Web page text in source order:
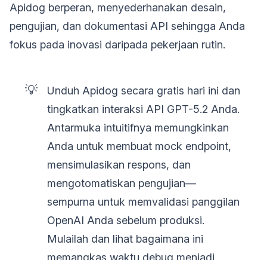
Apidog berperan, menyederhanakan desain,
pengujian, dan dokumentasi API sehingga Anda
fokus pada inovasi daripada pekerjaan rutin.
💡
Unduh Apidog secara gratis hari ini dan
tingkatkan interaksi API GPT-5.2 Anda.
Antarmuka intuitifnya memungkinkan
Anda untuk membuat mock endpoint,
mensimulasikan respons, dan
mengotomatiskan pengujian—
sempurna untuk memvalidasi panggilan
OpenAI Anda sebelum produksi.
Mulailah dan lihat bagaimana ini